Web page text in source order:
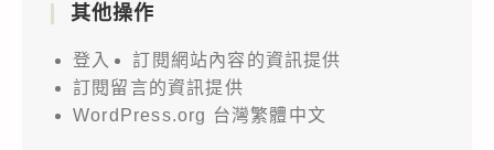
其他操作
登入
訂閱網站內容的資訊提供
訂閱留言的資訊提供
WordPress.org 台灣繁體中文